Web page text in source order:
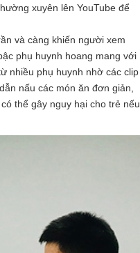
xuyên lên YouTube để
và càng khiến người xem
phụ huynh hoang mang với
nhiều phụ huynh nhờ các clip
nấu các món ăn đơn giản,
thể gây nguy hại cho trẻ nếu